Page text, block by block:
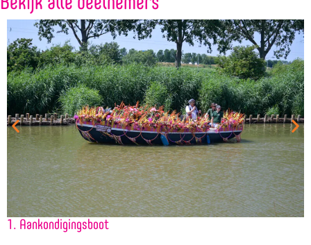
1. Aankondigingsboot